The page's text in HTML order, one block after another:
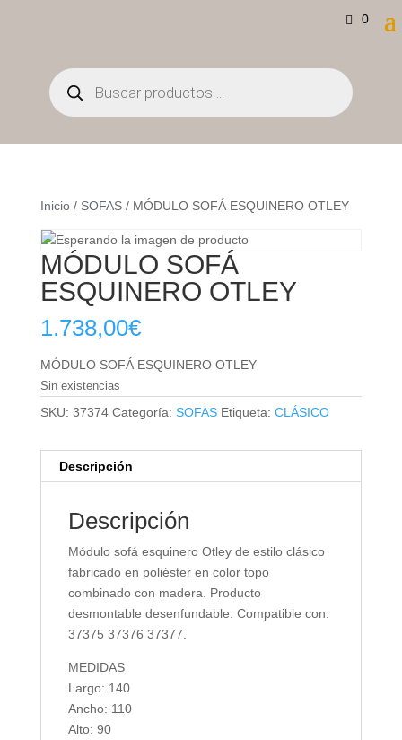
0
Búsqueda
de
productos
Inicio/ SOFAS/ MÓDULO SOFÁ ESQUINERO OTLEY
MÓDULO SOFÁ
ESQUINERO OTLEY
1.738,00€
MÓDULO SOFÁ ESQUINERO OTLEY
Sin existencias
SKU: 37374 Categoría: SOFAS Etiqueta: CLÁSICO
Descripción
Descripción
Módulo sofá esquinero Otley de estilo clásico
fabricado en poliéster en color topo
combinado con madera. Producto
desmontable desenfundable. Compatible con:
37375 37376 37377.
MEDIDAS
Largo: 140
Ancho: 110
Alto: 90